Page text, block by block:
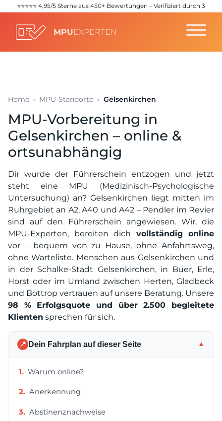
⭐️⭐️⭐️⭐️⭐️ 4,95/5 Sterne aus 450+ Bewertungen – Verifiziert durch 3
MPUEXPERTEN
Home MPU-Standorte Gelsenkirchen
MPU-Vorbereitung in
Gelsenkirchen – online &
ortsunabhängig
Dir wurde der Führerschein entzogen und jetzt
steht eine MPU (Medizinisch-Psychologische
Untersuchung) an? Gelsenkirchen liegt mitten im
Ruhrgebiet an A2, A40 und A42 – Pendler im Revier
sind auf den Führerschein angewiesen. Wir, die
MPU-Experten, bereiten dich vollständig online
vor – bequem von zu Hause, ohne Anfahrtsweg,
ohne Warteliste. Menschen aus Gelsenkirchen und
in der Schalke-Stadt Gelsenkirchen, in Buer, Erle,
Horst oder im Umland zwischen Herten, Gladbeck
und Bottrop vertrauen auf unsere Beratung. Unsere
98 % Erfolgsquote und über 2.500 begleitete
Klienten sprechen für sich.
📍 Dein Fahrplan auf dieser Seite ▼
Warum online?
Anerkennung
Abstinenznachweise